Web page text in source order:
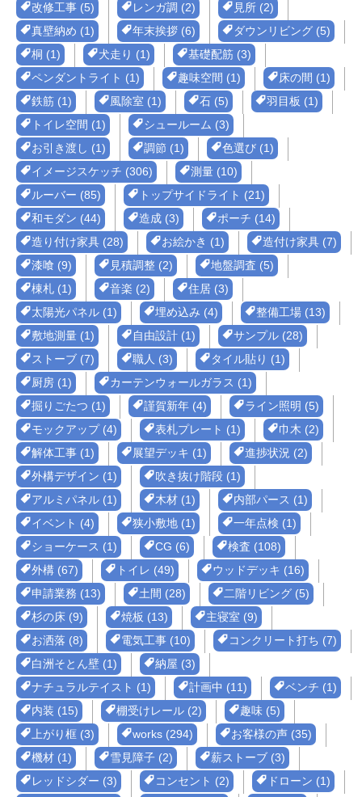
改修工事 (5)
レンガ調 (2)
見所 (2)
真壁納め (1)
年末挨拶 (6)
ダウンリビング (5)
桐 (1)
犬走り (1)
基礎配筋 (3)
ペンダントライト (1)
趣味空間 (1)
床の間 (1)
鉄筋 (1)
風除室 (1) 石 (5)
羽目板 (1)
トイレ空間 (1)
シュールーム (3)
お引き渡し (1)
調節 (1)
色選び (1)
イメージスケッチ (306)
測量 (10)
ルーバー (85)
トップサイドライト (21)
和モダン (44)
造成 (3)
ポーチ (14)
造り付け家具 (28)
お絵かき (1)
造付け家具 (7)
漆喰 (9)
見積調整 (2)
地盤調査 (5)
棟札 (1)
音楽 (2)
住居 (3)
太陽光パネル (1)
埋め込み (4)
整備工場 (13)
敷地測量 (1)
自由設計 (1)
サンプル (28)
ストーブ (7)
職人 (3)
タイル貼り (1)
厨房 (1)
カーテンウォールガラス (1)
掘りごたつ (1)
謹賀新年 (4)
ライン照明 (5)
モックアップ (4)
表札プレート (1)
巾木 (2)
解体工事 (1)
展望デッキ (1)
進捗状況 (2)
外構デザイン (1)
吹き抜け階段 (1)
アルミパネル (1)
木材 (1)
内部パース (1)
イベント (4)
狭小敷地 (1)
一年点検 (1)
ショーケース (1)
CG (6)
検査 (108)
外構 (67)
トイレ (49)
ウッドデッキ (16)
申請業務 (13)
土間 (28)
二階リビング (5)
杉の床 (9)
焼板 (13)
主寝室 (9)
お洒落 (8)
電気工事 (10)
コンクリート打ち (7)
白洲そとん壁 (1)
納屋 (3)
ナチュラルテイスト (1)
計画中 (11)
ベンチ (1)
内装 (15)
棚受けレール (2)
趣味 (5)
上がり框 (3)
works (294)
お客様の声 (35)
機材 (1)
雪見障子 (2)
薪ストーブ (3)
レッドシダー (3)
コンセント (2)
ドローン (1)